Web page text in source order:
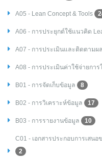
A05 - Lean Concept & Tools
A06 - การประยุกต์ใช้แนวคิด
A07 - การประเมินและติดตามผ
A08 - การประเมินค่าใช้จ่ายกา
B01 - การจัดเก็บข้อมูล 8
B02 - การวิเคราะห์ข้อมูล 17
B03 - การรายงานข้อมูล 10
C01 - เอกสารประกอบการเสน
2